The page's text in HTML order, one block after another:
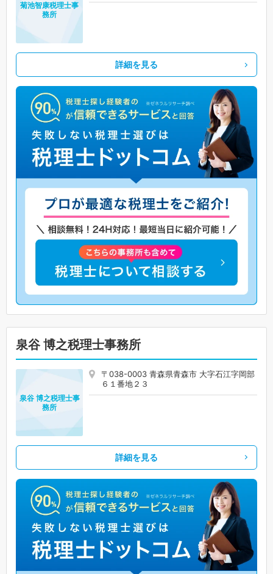
菊池智康税理士事
務所
詳細を見る
泉谷 博之税理士事務所
〒038-0003 青森県青森市 大字石江字岡部
６１番地２３
泉谷 博之税理士事
務所
詳細を見る